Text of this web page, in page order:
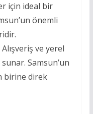
için ideal bir
önemli
Alışveriş ve yerel
Samsun’un
birine direk